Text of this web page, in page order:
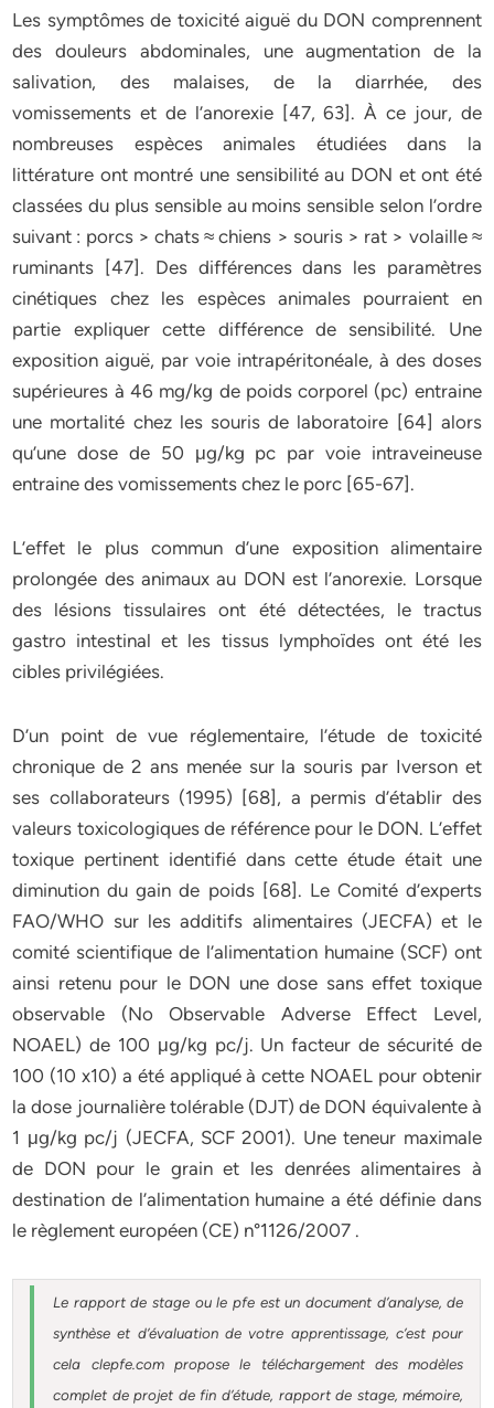
Les symptômes de toxicité aiguë du DON comprennent
des douleurs abdominales, une augmentation de la
salivation, des malaises, de la diarrhée, des
vomissements et de l’anorexie [47, 63]. À ce jour, de
nombreuses espèces animales étudiées dans la
littérature ont montré une sensibilité au DON et ont été
classées du plus sensible au moins sensible selon l’ordre
suivant : porcs > chats ≈ chiens > souris > rat > volaille ≈
ruminants [47]. Des différences dans les paramètres
cinétiques chez les espèces animales pourraient en
partie expliquer cette différence de sensibilité. Une
exposition aiguë, par voie intrapéritonéale, à des doses
supérieures à 46 mg/kg de poids corporel (pc) entraine
une mortalité chez les souris de laboratoire [64] alors
qu’une dose de 50 μg/kg pc par voie intraveineuse
entraine des vomissements chez le porc [65-67].
L’effet le plus commun d’une exposition alimentaire
prolongée des animaux au DON est l’anorexie. Lorsque
des lésions tissulaires ont été détectées, le tractus
gastro intestinal et les tissus lymphoïdes ont été les
cibles privilégiées.
D’un point de vue réglementaire, l’étude de toxicité
chronique de 2 ans menée sur la souris par Iverson et
ses collaborateurs (1995) [68], a permis d’établir des
valeurs toxicologiques de référence pour le DON. L’effet
toxique pertinent identifié dans cette étude était une
diminution du gain de poids [68]. Le Comité d’experts
FAO/WHO sur les additifs alimentaires (JECFA) et le
comité scientifique de l’alimentation humaine (SCF) ont
ainsi retenu pour le DON une dose sans effet toxique
observable (No Observable Adverse Effect Level,
NOAEL) de 100 μg/kg pc/j. Un facteur de sécurité de
100 (10 x10) a été appliqué à cette NOAEL pour obtenir
la dose journalière tolérable (DJT) de DON équivalente à
1 μg/kg pc/j (JECFA, SCF 2001). Une teneur maximale
de DON pour le grain et les denrées alimentaires à
destination de l’alimentation humaine a été définie dans
le règlement européen (CE) n°1126/2007 .
Le rapport de stage ou le pfe est un document d’analyse, de
synthèse et d’évaluation de votre apprentissage, c’est pour
cela clepfe.com propose le téléchargement des modèles
complet de projet de fin d’étude, rapport de stage, mémoire,